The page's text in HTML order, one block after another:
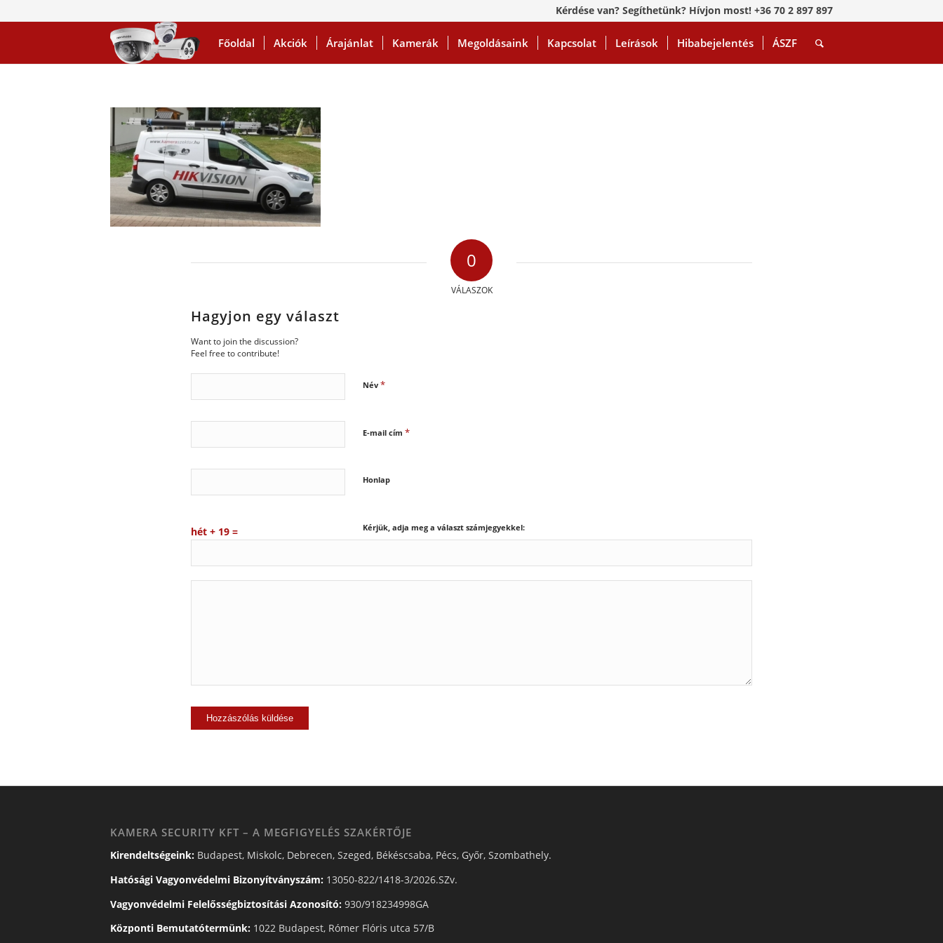
Kérdése van? Segíthetünk? Hívjon most! +36 70 2 897 897
Főoldal Akciók Árajánlat Kamerák Megoldásaink Kapcsolat Leírások Hibabejelentés ÁSZF
0
VÁLASZOK
Hagyjon egy választ
Want to join the discussion?
Feel free to contribute!
Név *
E-mail cím *
Honlap
Kérjük, adja meg a választ számjegyekkel:
hét + 19 =
KAMERA SECURITY KFT – A MEGFIGYELÉS SZAKÉRTŐJE
Kirendeltségeink: Budapest, Miskolc, Debrecen, Szeged, Békéscsaba, Pécs, Győr, Szombathely.
Hatósági Vagyonvédelmi Bizonyítványszám: 13050-822/1418-3/2026.SZv.
Vagyonvédelmi Felelősségbiztosítási Azonosító: 930/918234998GA
Központi Bemutatótermünk: 1022 Budapest, Rómer Flóris utca 57/B